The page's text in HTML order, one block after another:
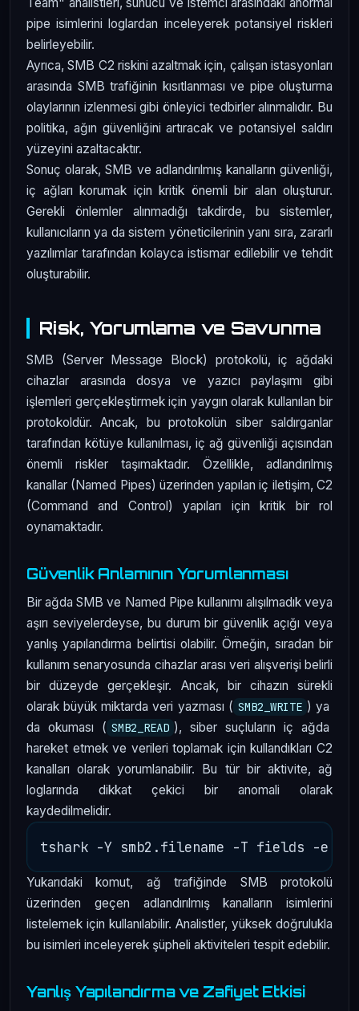
Team" analistleri, sunucu ve istemci arasındaki anormal
pipe isimlerini loglardan inceleyerek potansiyel riskleri
belirleyebilir.
Ayrıca, SMB C2 riskini azaltmak için, çalışan istasyonları
arasında SMB trafiğinin kısıtlanması ve pipe oluşturma
olaylarının izlenmesi gibi önleyici tedbirler alınmalıdır. Bu
politika, ağın güvenliğini artıracak ve potansiyel saldırı
yüzeyini azaltacaktır.
Sonuç olarak, SMB ve adlandırılmış kanalların güvenliği,
iç ağları korumak için kritik önemli bir alan oluşturur.
Gerekli önlemler alınmadığı takdirde, bu sistemler,
kullanıcıların ya da sistem yöneticilerinin yanı sıra, zararlı
yazılımlar tarafından kolayca istismar edilebilir ve tehdit
oluşturabilir.
Risk, Yorumlama ve Savunma
SMB (Server Message Block) protokolü, iç ağdaki
cihazlar arasında dosya ve yazıcı paylaşımı gibi
işlemleri gerçekleştirmek için yaygın olarak kullanılan bir
protokoldür. Ancak, bu protokolün siber saldırganlar
tarafından kötüye kullanılması, iç ağ güvenliği açısından
önemli riskler taşımaktadır. Özellikle, adlandırılmış
kanallar (Named Pipes) üzerinden yapılan iç iletişim, C2
(Command and Control) yapıları için kritik bir rol
oynamaktadır.
Güvenlik Anlamının Yorumlanması
Bir ağda SMB ve Named Pipe kullanımı alışılmadık veya
aşırı seviyelerdeyse, bu durum bir güvenlik açığı veya
yanlış yapılandırma belirtisi olabilir. Örneğin, sıradan bir
kullanım senaryosunda cihazlar arası veri alışverişi belirli
bir düzeyde gerçekleşir. Ancak, bir cihazın sürekli
olarak büyük miktarda veri yazması ( SMB2_WRITE ) ya
da okuması ( SMB2_READ ), siber suçluların iç ağda
hareket etmek ve verileri toplamak için kullandıkları C2
kanalları olarak yorumlanabilir. Bu tür bir aktivite, ağ
loglarında dikkat çekici bir anomali olarak
kaydedilmelidir.
Yukarıdaki komut, ağ trafiğinde SMB protokolü
üzerinden geçen adlandırılmış kanalların isimlerini
listelemek için kullanılabilir. Analistler, yüksek doğrulukla
bu isimleri inceleyerek şüpheli aktiviteleri tespit edebilir.
Yanlış Yapılandırma ve Zafiyet Etkisi